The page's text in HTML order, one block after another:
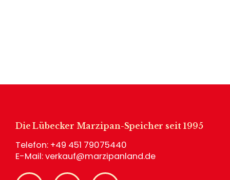
Die Lübecker Marzipan-Speicher seit 1995
Telefon: +49 451 79075440
E-Mail:verkauf@marzipanland.de